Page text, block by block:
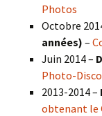
Photos
Octobre
années) –
Juin 2014 –
Photo-
2013-2014 –
obtenant le